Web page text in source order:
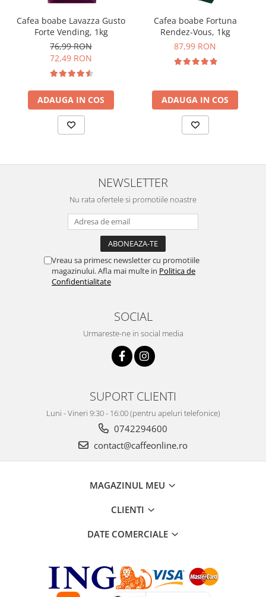
Cafea boabe Lavazza Gusto
Forte Vending, 1kg
76,99 RON
72,49 RON
ADAUGA IN COS
Cafea boabe Fortuna
Rendez-Vous, 1kg
87,99 RON
ADAUGA IN COS
NEWSLETTER
Nu rata ofertele si promotiile noastre
Vreau sa primesc newsletter cu promotiile
magazinului. Afla mai multe in Politica de
Confidentialitate
SOCIAL
Urmareste-ne in social media
SUPORT CLIENTI
Luni - Vineri 9:30 - 16:00 (pentru apeluri telefonice)
0742294600
contact@caffeonline.ro
MAGAZINUL MEU
CLIENTI
DATE COMERCIALE